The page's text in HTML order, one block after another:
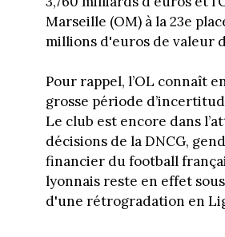
Marseille (OM) à la 23e
millions d'euros de valeur
Pour rappel, l’OL connaît
grosse période
Le club est encore dans
décisions de la DNCG,
financier du football
lyonnais reste en effet
d'une rétrogradation en